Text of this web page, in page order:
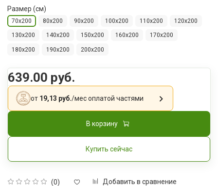
(0) Добавить в сравнение
Размер (см)
70x200 80х200 90х200 100х200 110х200 120х200
130х200 140х200 150х200 160х200 170х200
180х200 190х200 200х200
639.00 руб.
от 19,13 руб./месоплатой частями
В корзину
Купить сейчас